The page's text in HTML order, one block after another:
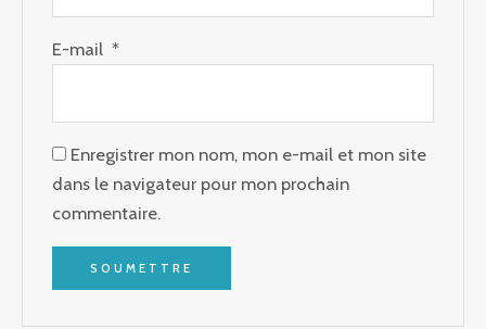
E-mail*
Enregistrer mon nom, mon e-mail et mon site
dans le navigateur pour mon prochain
commentaire.